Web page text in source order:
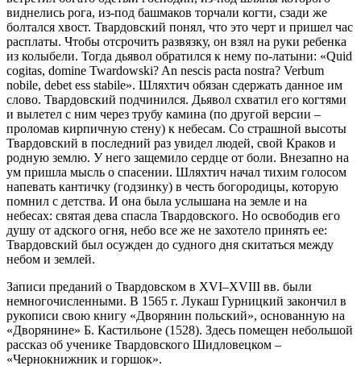
виднелись рога, из-под башмаков торчали когти, сзади же
болтался хвост. Твардовский понял, что это черт и пришел час
расплаты. Чтобы отсрочить развязку, он взял на руки ребенка
из колыбели. Тогда дьявол обратился к нему по-латыни: «Quid
cogitas, domine Twardowski? An nescis pacta nostra? Verbum
nobile, debet ess stabile». Шляхтич обязан сдержать данное им
слово. Твардовский подчинился. Дьявол схватил его когтями
и вылетел с ним через трубу камина (по другой версии –
проломав кирпичную стену) к небесам. Со страшной высоты
Твардовский в последний раз увидел людей, свой Краков и
родную землю. У него защемило сердце от боли. Внезапно на
ум пришла мысль о спасении. Шляхтич начал тихим голосом
напевать кантичку (годзинку) в честь богородицы, которую
помнил с детства. И она была услышана на земле и на
небесах: святая дева спасла Твардовского. Но освободив его
душу от адского огня, небо все же не захотело принять ее:
Твардовский был осужден до судного дня скитаться между
небом и землей.
Записи преданий о Твардовском в XVI–XVIII вв. были
немногочисленными. В 1565 г. Лукаш Гурницкий закончил в
рукописи свою книгу «Дворянин польский», основанную на
«Дворянине» Б. Кастильоне (1528). Здесь помещен небольшой
рассказ об ученике Твардовского Шидловецком –
«Чернокнижник и горшок».